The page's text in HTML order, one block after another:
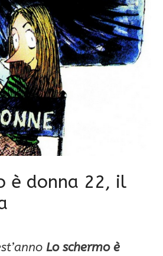
è donna 22, il
Lo schermo è